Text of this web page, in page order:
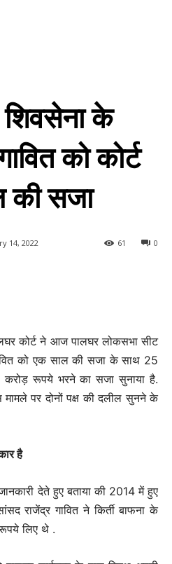
के
को कोर्ट
की सजा
14, 2022 0
61
कोर्ट ने आज पालघर लोकसभा सीट
को एक साल की सजा के साथ 25
करोड़ रूपये भरने का सजा सुनाया है.
पर दोनों पक्ष की दलील सुनने के
है
देते हुए बताया की 2014 में हुए
राजेंद्र गावित ने किर्ती बाफना के
लिए थे .